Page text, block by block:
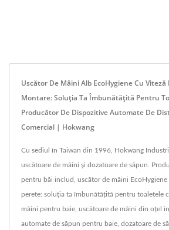
Uscător De Mâini Alb EcoHygiene Cu Viteză
Montare: Soluția Ta Îmbunătățită Pentru
Producător De Dispozitive Automate De
Comercial | Hokwang
Cu sediul în Taiwan din 1996, Hokwang
uscătoare de mâini și dozatoare de săpun.
pentru băi includ, uscător de mâini
perete: soluția ta îmbunătățită pentru toaletele
mâini pentru baie, uscătoare de mâini din oțel
automate de săpun pentru baie, dozatoare de